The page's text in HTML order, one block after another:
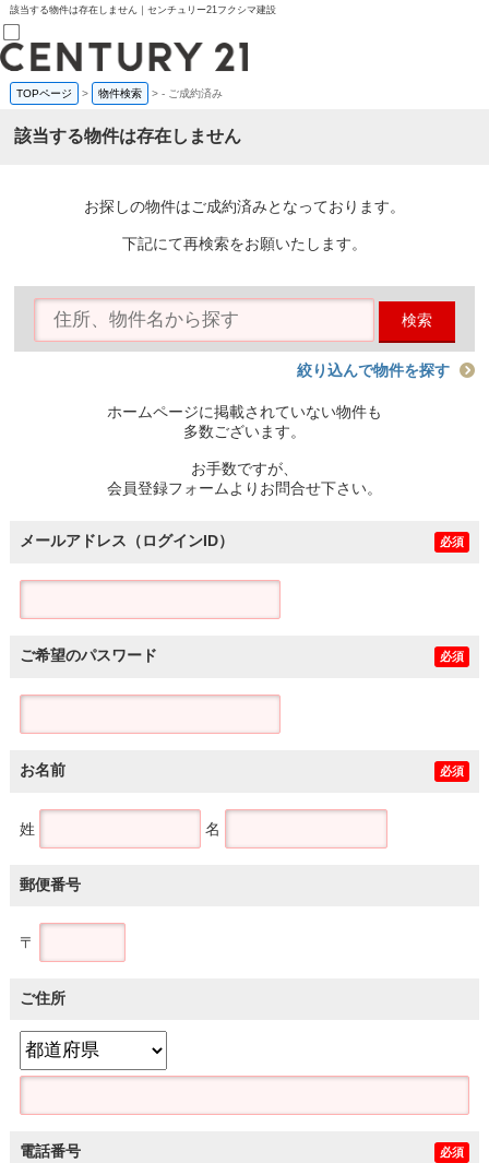
該当する物件は存在しません｜センチュリー21フクシマ建設
売買部
0120-800-844
賃貸部
会員メニュー
物件を探す
購入TOP
条件から探す
住宅ローン控除シミュレータ
TOPページ > 物件検索 >- ご成約済み
該当する物件は存在しません
お探しの物件はご成約済みとなっております。
下記にて再検索をお願いたします。
検索
絞り込んで物件を探す
ホームページに掲載されていない物件も
多数ございます。
お手数ですが、
会員登録フォームよりお問合せ下さい。
メールアドレス（ログインID） 必須
ご希望のパスワード 必須
お名前 必須
姓 名
郵便番号
〒
ご住所
電話番号 必須